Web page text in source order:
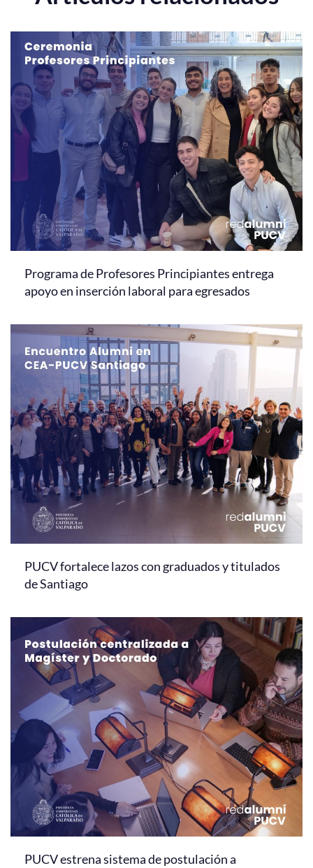
Programa de Profesores Principiantes entrega
apoyo en inserción laboral para egresados
PUCV fortalece lazos con graduados y titulados
de Santiago
PUCV estrena sistema de postulación a